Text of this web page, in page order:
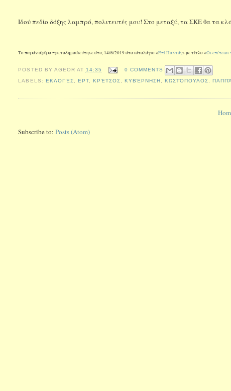
Ιδού πεδίο δόξης λαμπρό, πολιτευτές μου! Στο μεταξύ, τα ΣΚΕ θα τα
Το παρόν άρθρο πρωτοδημοσιεύτηκε στις 14/6/2019 στο ιστολόγιο «Επί Παντός» με τίτλο «Οι
POSTED BY AGEOR AT 14:35
0 COMMENTS
LABELS: ΕΚΛΟΓΈΣ ΕΡΤ, ΚΡΈΤΣΟΣ ΚΥΒΈΡΝΗΣΗ ,ΚΩΣΤΌΠΟΥΛΟΣ ,
Subscribe to:Posts (Atom)